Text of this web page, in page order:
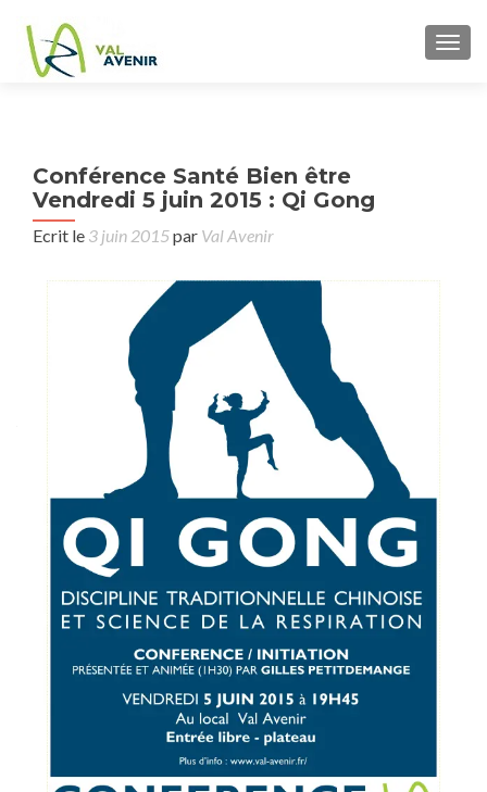
Conférence Santé Bien être
Vendredi 5 juin 2015 : Qi Gong
Ecrit le 3 juin 2015par Val Avenir